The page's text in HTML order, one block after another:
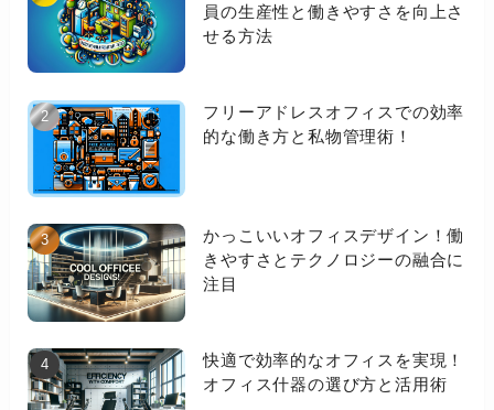
員の生産性と働きやすさを向上さ
せる方法
フリーアドレスオフィスでの効率
的な働き方と私物管理術！
かっこいいオフィスデザイン！働
きやすさとテクノロジーの融合に
注目
快適で効率的なオフィスを実現！
オフィス什器の選び方と活用術